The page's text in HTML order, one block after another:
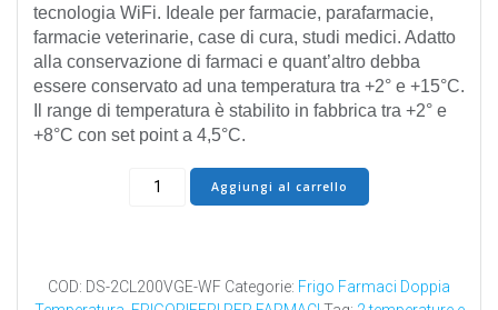
tecnologia WiFi. Ideale per farmacie, parafarmacie,
farmacie veterinarie, case di cura, studi medici. Adatto
alla conservazione di farmaci e quant’altro debba
essere conservato ad una temperatura tra +2° e +15°C.
Il range di temperatura è stabilito in fabbrica tra +2° e
+8°C con set point a 4,5°C.
FRIGO
FARMACI
DS-
Aggiungi al carrello
COD: DS-2CL200VGE-WF Categorie: Frigo Farmaci Doppia